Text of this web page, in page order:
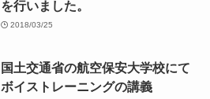
を行いました。
2018/03/25
国土交通省の航空保安大学校にて
ボイストレーニングの講義